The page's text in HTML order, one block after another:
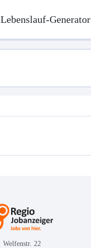
Lebenslauf-Generator
Welfenstr. 22